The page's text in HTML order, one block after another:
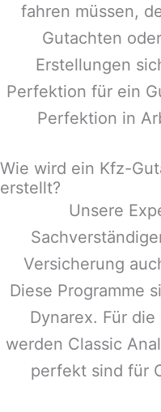
fahren müssen,
Gutachten
Erstellungen
Perfektion für ein
Perfektion in
Wie wird ein Kfz-
erstellt?
Unsere
Versicherung
Diese Programme
Dynarex. Für
werden Classic
perfekt sind für